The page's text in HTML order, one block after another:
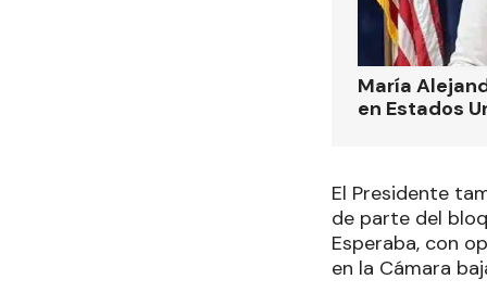
María
en Estados
El Presidente
de parte del
Esperaba, con
en la Cámara